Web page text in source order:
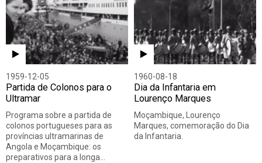
Todos Vídeo Áudio
1959-12-05
Partida de Colonos para o
Ultramar
Programa sobre a partida de
colonos portugueses para as
províncias ultramarinas de
Angola e Moçambique: os
preparativos para a longa…
1960-08-18
Dia da Infantaria em
Lourenço Marques
Moçambique, Lourenço
Marques, comemoração do Dia
da Infantaria.